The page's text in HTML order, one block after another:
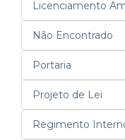
Licenciamento
Não Encontrado
Portaria
Projeto de Lei
Regimento